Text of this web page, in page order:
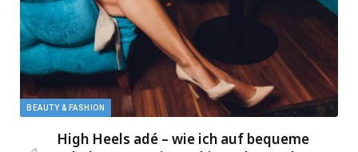
BEAUTY & FASHION
High Heels adé – wie ich auf bequeme